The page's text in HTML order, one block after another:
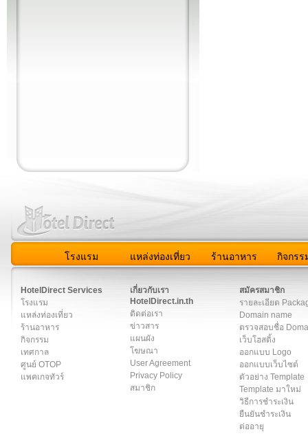
โรงแรม แหล่งท่องเที่ยว ร้านอาหาร กิจกรร
HotelDirect Services
โรงแรม
แหล่งท่องเที่ยว
ร้านอาหาร
กิจกรรม
เทศกาล
ศูนย์ OTOP
แพคเกจทัวร์
เกี่ยวกับเรา
HotelDirect.in.th
ติดต่อเรา
ข่าวสาร
แผนผัง
โฆษณา
User Agreement
Privacy Policy
สมาชิก
สมัครสมาชิก
รายละเอียด
Domain name
ตรวจสอบชื่อ
เว็บโฮสติ้ง
ออกแบบ Logo
ออกแบบเว็บไซต์
ตัวอย่าง Template
Template มาใหม่
วิธีการชำระเงิน
ยืนยันชำระเงิน
ต่ออายุ